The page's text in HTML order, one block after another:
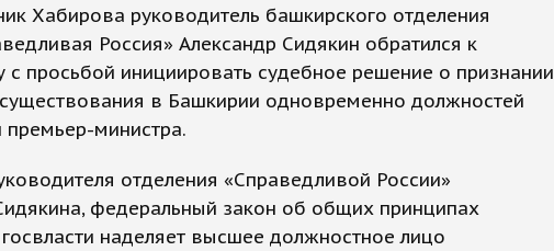
Хабирова руководитель башкирского отделения
Россия» Александр Сидякин обратился к
с просьбой инициировать судебное решение о признании
в Башкирии одновременно должностей
премьер-министра.
отделения «Справедливой России»
федеральный закон об общих принципах
наделяет высшее должностное лицо